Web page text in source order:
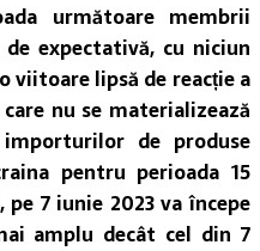
următoare membrii
expectativă, cu niciun
viitoare lipsă de reacție a
nu se materializează
de produse
pentru perioada 15
7 iunie 2023 va începe
amplu decât cel din 7